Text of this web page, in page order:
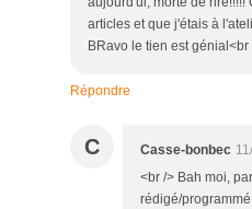
articles et que j'étais à
BRavo le tien est
Répondre
C Casse-bonbec
<br /> Bah moi,
rédigé/